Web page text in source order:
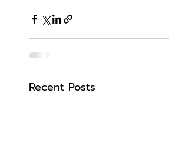
Recent Posts